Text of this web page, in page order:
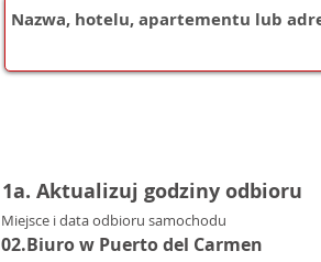
1a. Aktualizuj godziny odbioru
Miejsce i data odbioru samochodu
02.Biuro w Puerto del Carmen